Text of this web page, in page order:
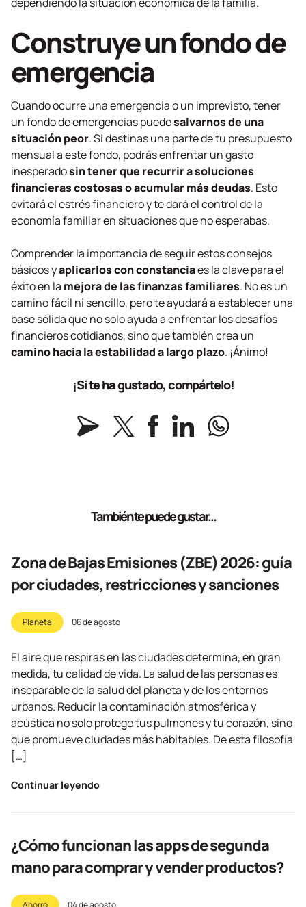
Construye un fondo de
emergencia
Cuando ocurre una emergencia o un imprevisto, tener
un fondo de emergencias puedesalvarnos de una
situación peor. Si destinas una parte de tu presupuesto
mensual a este fondo, podrás enfrentar un gasto
inesperadosin tener que recurrir a soluciones
financieras costosas o acumular más deudas. Esto
evitará el estrés financiero y te dará el control de la
economía familiar en situaciones que no esperabas.
Comprender la importancia de seguir estos consejos
básicos yaplicarlos con constanciaes la clave para el
éxito en la mejora de las finanzas familiares. No es un
camino fácil ni sencillo, pero te ayudará a establecer una
base sólida que no solo ayuda a enfrentar los desafíos
financieros cotidianos, sino que también crea un
camino hacia la estabilidad a largo plazo. ¡Ánimo!
¡Si te ha gustado, compártelo!
También te puede gustar...
Zona de Bajas Emisiones (ZBE) 2026: guía
por ciudades, restricciones y sanciones
Planeta 06 de agosto
El aire que respiras en las ciudades determina, en gran
medida, tu calidad de vida. La salud de las personas es
inseparable de la salud del planeta y de los entornos
urbanos. Reducir la contaminación atmosférica y
acústica no solo protege tus pulmones y tu corazón, sino
que promueve ciudades más habitables. De esta filosofía
[…]
Continuar leyendo
¿Cómo funcionan las apps de segunda
mano para comprar y vender productos?
Ahorro 04 de agosto